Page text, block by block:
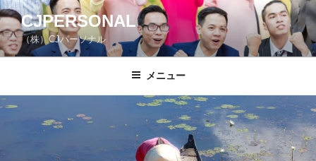
コ
ン
テ
ン
ス
CJPERSONAL
（株）CJパーソナル
メニュー